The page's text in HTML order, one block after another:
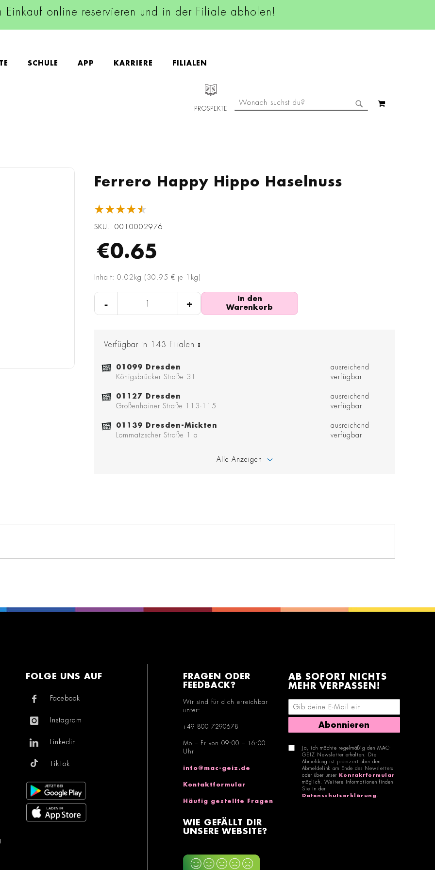
Einkauf online reservieren und in der Filiale abholen!
SCHULE APP KARRIERE FILIALEN
PROSPEKTE
SUCHE
Ferrero Happy Hippo Haselnuss
★★★★★
SKU 0010002976
€0.65
Inhalt: 0.02kg (30.95 € je 1kg)
- +
In den
Warenkorb
Verfügbar in 143 Filialen :
01099 Dresden
Königsbrücker Straße 31
ausreichend
verfügbar
01127 Dresden
Großenhainer Straße 113-115
ausreichend
verfügbar
01139 Dresden-Mickten
Lommatzscher Straße 1 a
ausreichend
verfügbar
Alle Anzeigen
FOLGE UNS AUF
Facebook
Instagram
Linkedin
TikTok
FRAGEN ODER
FEEDBACK?
Wir sind für dich erreichbar
unter:
+49 800 7290678
Mo – Fr von 09:00 – 16:00
Uhr
info@mac-geiz.de
Kontaktformular
Häufig gestellte Fragen
WIE GEFÄLLT DIR
UNSERE WEBSITE?
AB SOFORT NICHTS
MEHR VERPASSEN!
E-Mail-Adresse eingeben
Abonnieren
Ja, ich möchte regelmäßig den MÄC-
GEIZ Newsletter erhalten. Die
Abmeldung ist jederzeit über den
Abmeldelink am Ende des Newsletters
oder über unser
Kontaktformular
möglich. Weitere Informationen finden
Sie in der
Datenschutzerklärung .